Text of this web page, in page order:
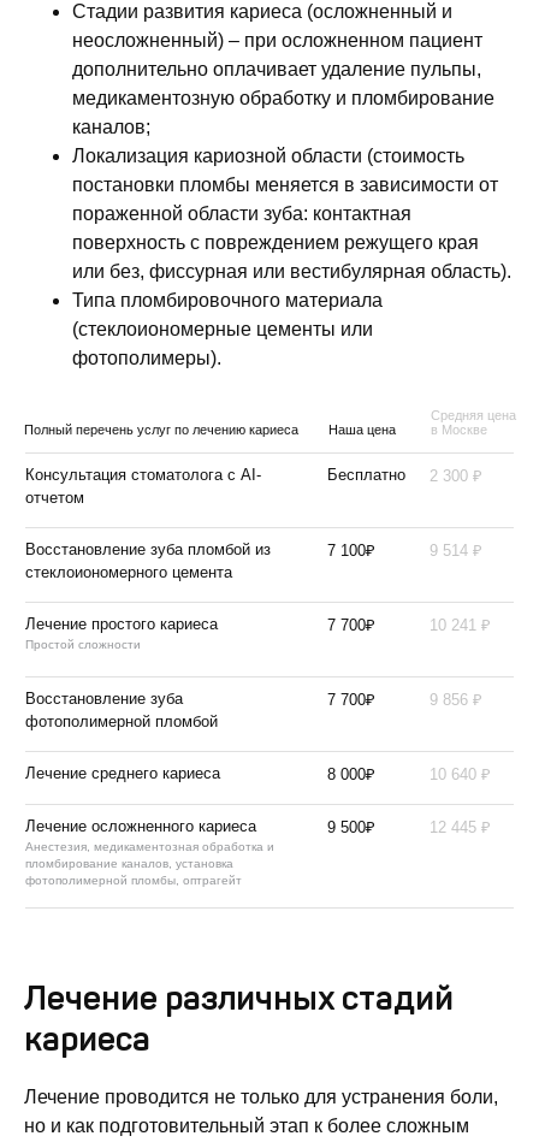
Стадии развития кариеса (осложненный и
неосложненный) – при осложненном пациент
дополнительно оплачивает удаление пульпы,
медикаментозную обработку и пломбирование
каналов;
Локализация кариозной области (стоимость
постановки пломбы меняется в зависимости от
пораженной области зуба: контактная
поверхность с повреждением режущего края
или без, фиссурная или вестибулярная область).
Типа пломбировочного материала
(стеклоиономерные цементы или
фотополимеры).
Полный перечень услуг по лечению кариеса Наша цена
Средняя цена
в Москве
Консультация стоматолога с AI-
отчетом
Бесплатно 2 300 ₽
Восстановление зуба пломбой из
стеклоиономерного цемента
7 100₽ 9 514 ₽
Лечение простого кариеса
Простой сложности
7 700₽ 10 241 ₽
Восстановление зуба
фотополимерной пломбой
7 700₽ 9 856 ₽
Лечение среднего кариеса 8 000₽ 10 640 ₽
Лечение осложненного кариеса
Анестезия, медикаментозная обработка и
пломбирование каналов, установка
фотополимерной пломбы, оптрагейт
9 500₽ 12 445 ₽
Лечение различных стадий
кариеса
Лечение проводится не только для устранения боли,
но и как подготовительный этап к более сложным